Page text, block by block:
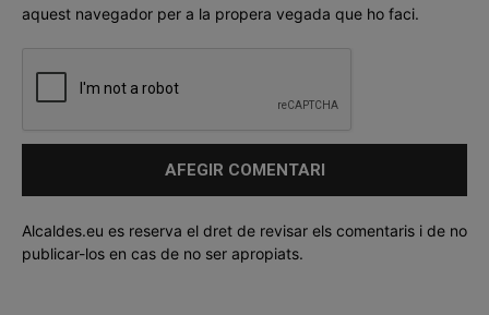
aquest navegador per a la propera vegada que ho faci.
Alcaldes.eu es reserva el dret de revisar els comentaris i de no
publicar-los en cas de no ser apropiats.